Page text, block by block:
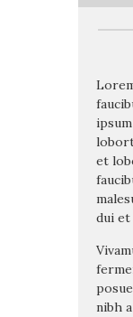
et
dui et
nibh